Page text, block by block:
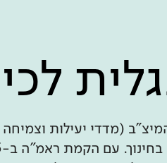
(מדדי יעילות